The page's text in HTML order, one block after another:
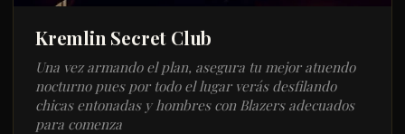
Kremlin Secret Club
Una vez armando el plan, asegura tu mejor atuendo
nocturno pues por todo el lugar verás desfilando
chicas entonadas y hombres con Blazers adecuados
para comenza